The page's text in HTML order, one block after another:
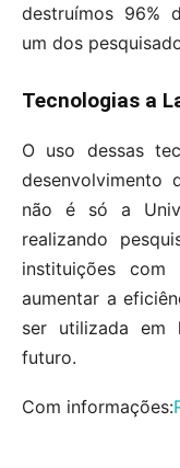
destruímos 96%
um dos
Tecnologias a
O uso dessas
desenvolvimento
não é só a
realizando
instituições com
aumentar a
ser utilizada em
futuro.
Com informações: